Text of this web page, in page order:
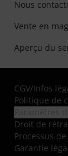
Nous
Vente en
Aperçu du
CGV/Infos
Politique de
Droit de
Processus
Garantie